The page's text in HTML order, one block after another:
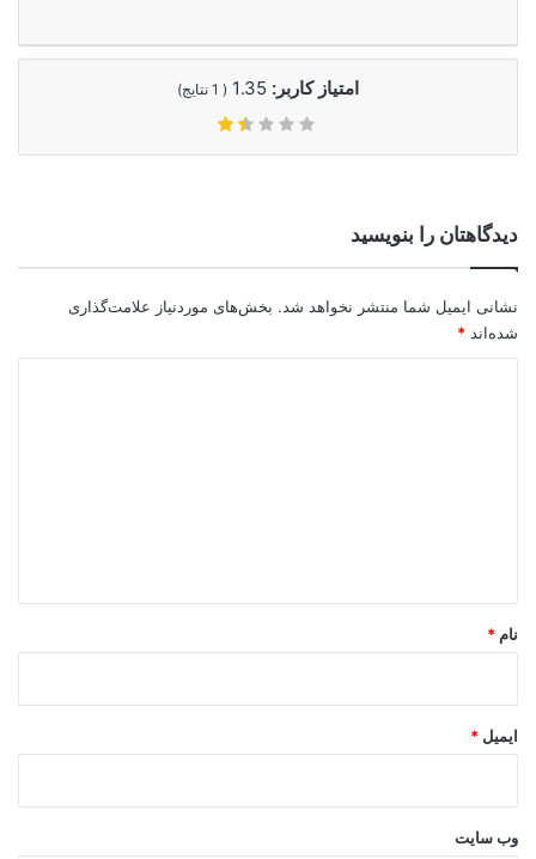
امتیاز کاربر: 1.35
(
1 نتایج)
دیدگاهتان را بنویسید
نشانی ایمیل شما منتشر نخواهد شد. بخش‌های موردنیاز علامت‌گذاری
شده‌اند *
نام *
ایمیل *
وب‌ سایت